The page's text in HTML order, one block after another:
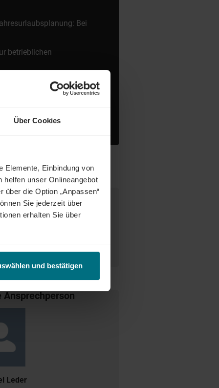
Über Cookies
Elemente, Einbindung von
helfen unser Onlineangebot
über die Option „Anpassen“
Sie jederzeit über
erhalten Sie über
und bestätigen
Bei
betrieblichen
kostenlosem
zu Networking ein
warten attraktive Jobs,
zwischen Talenten und
weiter und eröffnet auch
oder im internen
Ansprechperson
Leder